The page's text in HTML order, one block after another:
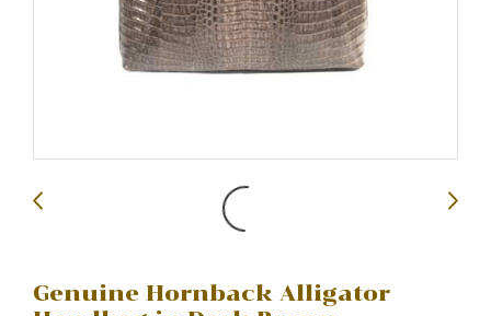
Genuine Hornback Alligator